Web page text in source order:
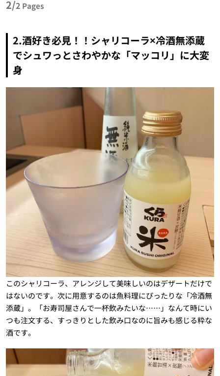
2/2 Pages
2.酒好き必見！！シャリコーラ×冷酒無添蔵
でシュワっとさわやかな「マッコリ」に大変
身
このシャリコーラ、アレンジして美味しいのはデザートだけで
はないのです。次に用意するのは魚料理にぴったりな「冷酒無
添蔵」。「お寿司屋さんで一杯飲みたいな……」なんて時にい
つも注文する、すっきりとした飲み口なのに旨みも感じる粋な
酒です。